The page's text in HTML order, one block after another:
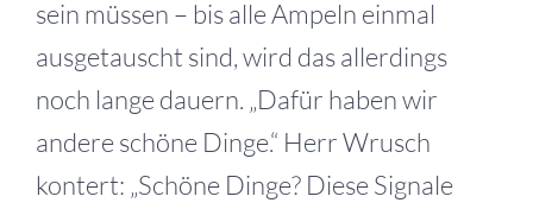
sein müssen – bis alle Ampeln einmal
ausgetauscht sind, wird das allerdings
noch lange dauern. „Dafür haben wir
andere schöne Dinge.“ Herr Wrusch
kontert: „Schöne Dinge? Diese Signale